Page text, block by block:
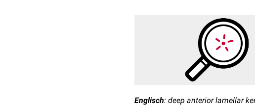
Englisch: deep anterior lamellar